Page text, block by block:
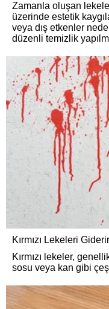
Zamanla oluşan
üzerinde estetik
veya dış etkenler
düzenli temizlik
Kırmızı Lekeleri
Kırmızı lekeler,
sosu veya kan gibi